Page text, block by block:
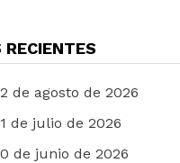
de agosto de 2026
de julio de 2026
de junio de 2026